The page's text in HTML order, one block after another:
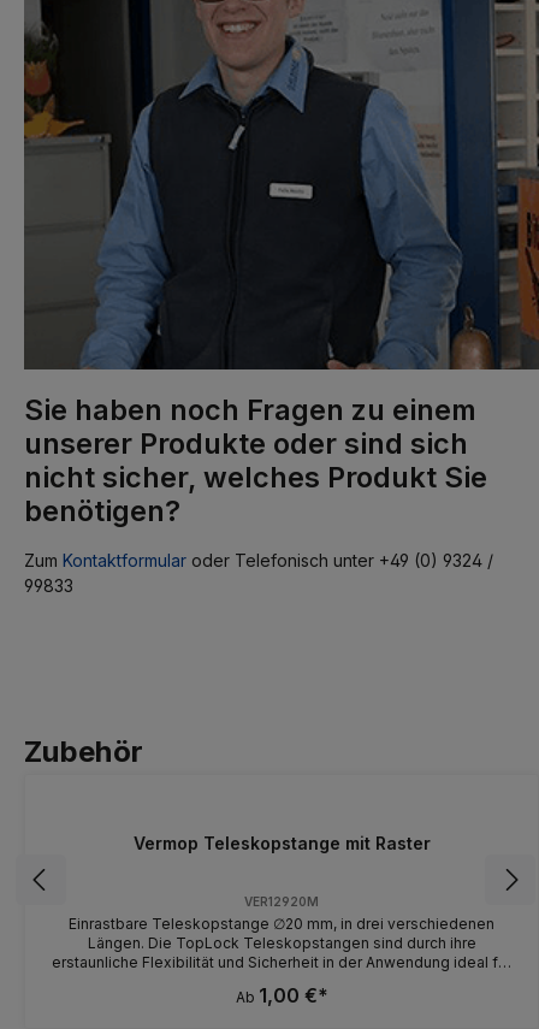
Sie haben noch Fragen zu einem
unserer Produkte oder sind sich
nicht sicher, welches Produkt Sie
benötigen?
Zum Kontaktformular oder Telefonisch unter +49 (0) 9324 /
99833
Zubehör
Vermop Teleskopstange mit Raster
VER12920M
Einrastbare Teleskopstange ∅20 mm, in drei verschiedenen
Längen. Die TopLock Teleskopstangen sind durch ihre
erstaunliche Flexibilität und Sicherheit in der Anwendung ideal für
überzeugt durch einfache Handhabung, sowie absolute Präzision.
Ab 1,00 €*